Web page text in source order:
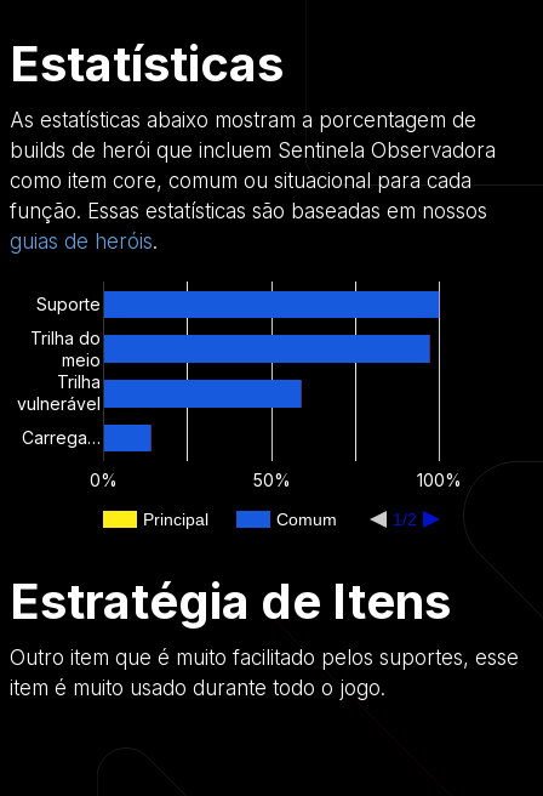
Estatísticas
As estatísticas abaixo mostram a porcentagem de
builds de herói que incluem Sentinela Observadora
como item core, comum ou situacional para cada
função. Essas estatísticas são baseadas em nossos
guias de heróis.
Principal Comum 1/2
0% 50% 100%
Suporte
Trilha do
meio
Trilha
vulnerável
Carrega…
Estratégia de Itens
Outro item que é muito facilitado pelos suportes, esse
item é muito usado durante todo o jogo.